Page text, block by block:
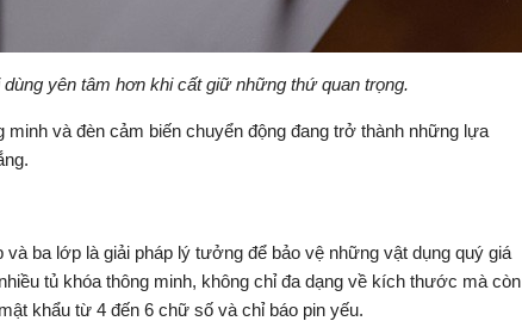
yên tâm hơn khi cất giữ những thứ quan trọng.
và đèn cảm biến chuyển động đang trở thành những lựa
ba lớp là giải pháp lý tưởng để bảo vệ những vật dụng quý giá
tủ khóa thông minh, không chỉ đa dạng về kích thước mà còn
khẩu từ 4 đến 6 chữ số và chỉ báo pin yếu.